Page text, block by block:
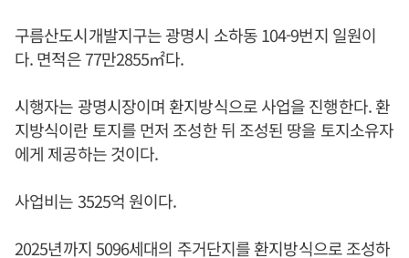
구름산도시개발지구는 광명시 소하동 104-9번지 일원이
다. 면적은 77만2855㎡다.
시행자는 광명시장이며 환지방식으로 사업을 진행한다. 환
지방식이란 토지를 먼저 조성한 뒤 조성된 땅을 토지소유자
에게 제공하는 것이다.
사업비는 3525억 원이다.
2025년까지 5096세대의 주거단지를 환지방식으로 조성하